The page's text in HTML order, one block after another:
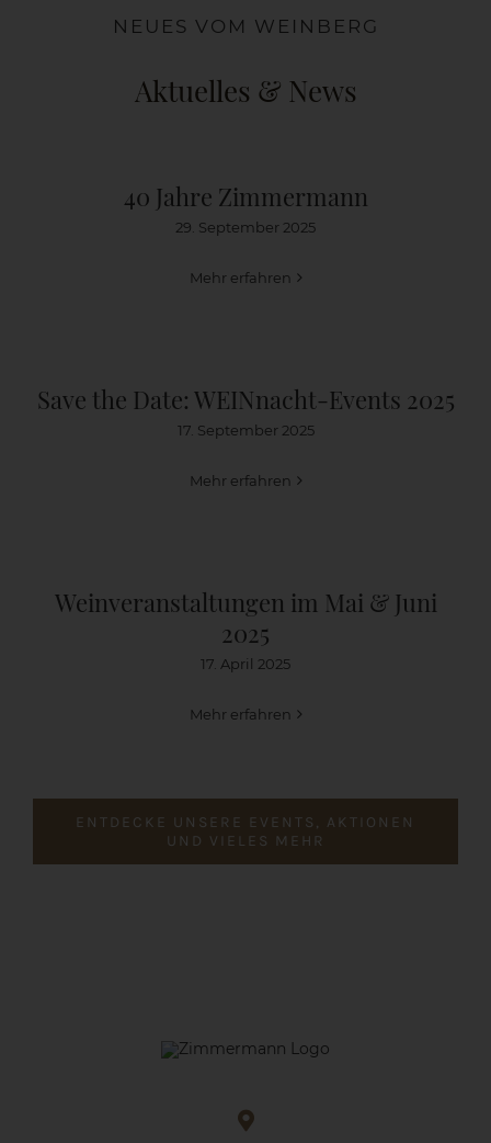
NEUES VOM WEINBERG
Aktuelles & News
40 Jahre Zimmermann
29. September 2025
Mehr erfahren
Save the Date: WEINnacht-Events 2025
17. September 2025
Mehr erfahren
Weinveranstaltungen im Mai & Juni
2025
17. April 2025
Mehr erfahren
ENTDECKE UNSERE EVENTS, AKTIONEN
UND VIELES MEHR